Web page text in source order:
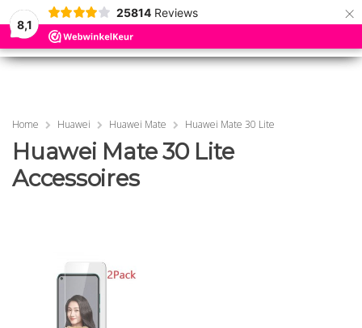
8,1
25814 Reviews ×
MENU
MENU
Home Huawei Huawei Mate Huawei Mate 30 Lite
Huawei Mate 30 Lite
Accessoires